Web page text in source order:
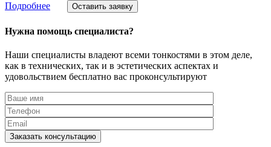
Подробнее Оставить заявку
Нужна помощь специалиста?
Наши специалисты владеют всеми тонкостями в этом деле,
как в технических, так и в эстетических аспектах и
удовольствием бесплатно вас проконсультируют
Заказать консультацию